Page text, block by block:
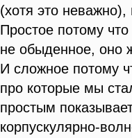
(хотя это
Простое потому
не обыденное, оно
И сложное потому
про которые мы
простым
корпускулярно-